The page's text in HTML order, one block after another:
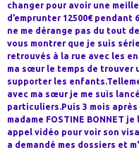
changer pour avoir une
d’emprunter 12500€ pendant
ne me dérange pas du tout
vous montrer que je suis
retrouvés à la rue avec les
ma sœur le temps de trouver
supporter les
avec ma sœur je me suis
particuliers.Puis 3 mois
madame FOSTINE BONNET
appel vidéo pour voir son
a demandé mes dossiers et